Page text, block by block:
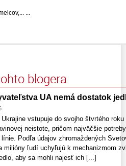
...
blogera
UA nemá dostatok
Ukrajine vstupuje do svojho štvrtého
neistote, pričom najväčšie
Podľa údajov zhromaždených
milióny ľudí uchyľujú k mechanizmom
aby sa mohli najesť ich [...]